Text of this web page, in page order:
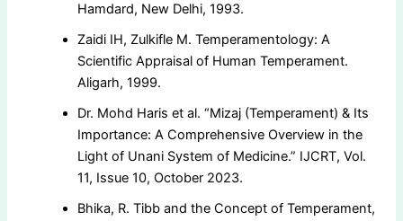
Hamdard, New Delhi, 1993.
Zaidi IH, Zulkifle M. Temperamentology: A
Scientific Appraisal of Human Temperament.
Aligarh, 1999.
Dr. Mohd Haris et al. “Mizaj (Temperament) & Its
Importance: A Comprehensive Overview in the
Light of Unani System of Medicine.” IJCRT, Vol.
11, Issue 10, October 2023.
Bhika, R. Tibb and the Concept of Temperament,